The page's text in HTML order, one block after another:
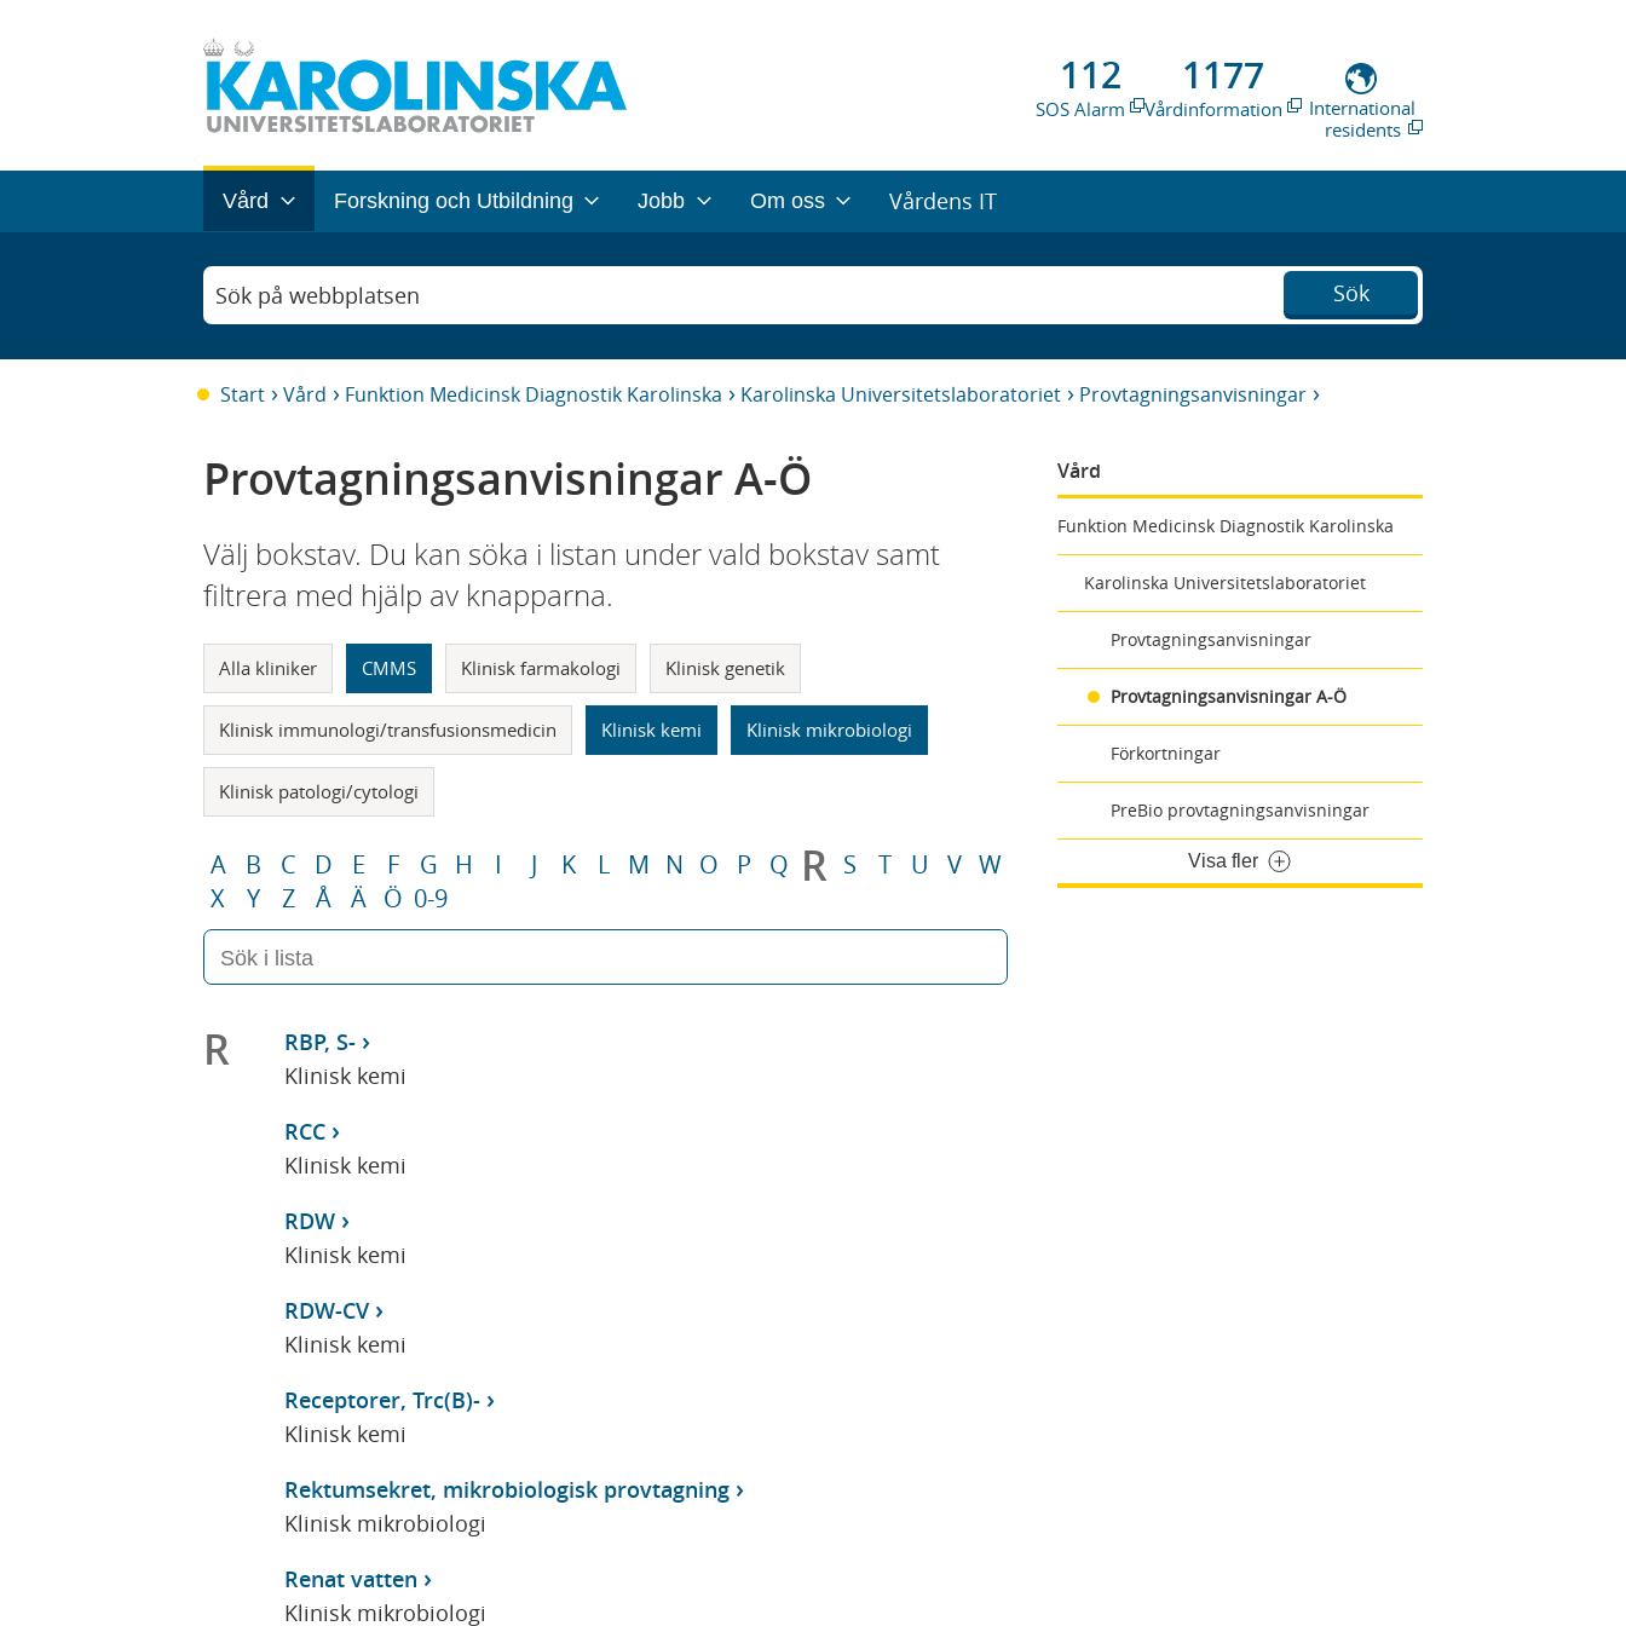
112
SOS Alarm
1177
Vårdinformation
International
residents
Vård Forskning och Utbildning Jobb Om oss Vårdens IT
Sök på webbplatsen Sök
Start Vård Funktion Medicinsk Diagnostik Karolinska Karolinska Universitetslaboratoriet Provtagningsanvisningar
Vård
Funktion Medicinsk Diagnostik Karolinska
Karolinska Universitetslaboratoriet
Provtagningsanvisningar
Provtagningsanvisningar A-Ö
Förkortningar
PreBio provtagningsanvisningar
Visa fler
Provtagningsanvisningar A-Ö
Välj bokstav. Du kan söka i listan under vald bokstav samt
filtrera med hjälp av knapparna.
Alla kliniker CMMS Klinisk farmakologi Klinisk genetik
Klinisk immunologi/transfusionsmedicin Klinisk kemi Klinisk mikrobiologi
Klinisk patologi/cytologi
A B C D E F G H I J K L M N O P Q R S T U V W
X
Y Z Å Ä Ö 0-9
R
RBP, S-
Klinisk kemi
RCC
Klinisk kemi
RDW
Klinisk kemi
RDW-CV
Klinisk kemi
Receptorer, Trc(B)-
Klinisk kemi
Rektumsekret, mikrobiologisk provtagning
Klinisk mikrobiologi
Renat vatten
Klinisk mikrobiologi